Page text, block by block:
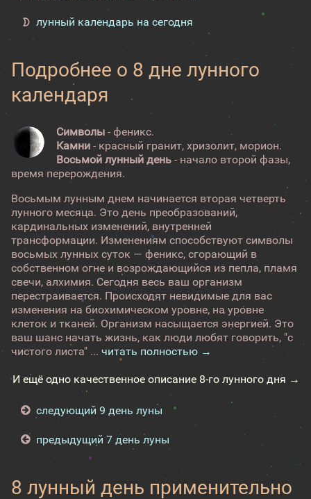
лунный календарь на сегодня
Подробнее о 8 дне лунного
календаря
Символы - феникс.
Камни - красный гранит, хризолит, морион.
Восьмой лунный день - начало второй фазы,
время перерождения.
Восьмым лунным днем начинается вторая четверть
лунного месяца. Это день преобразований,
кардинальных изменений, внутренней
трансформации. Изменениям способствуют символы
восьмых лунных суток — феникс, сгорающий в
собственном огне и возрождающийся из пепла, пламя
свечи, алхимия. Сегодня весь ваш организм
перестраивается. Происходят невидимые для вас
изменения на биохимическом уровне, на уровне
клеток и тканей. Организм насыщается энергией. Это
ваш шанс начать жизнь, как люди любят говорить, "с
чистого листа" ... читать полностью →
И ещё одно качественное описание 8-го лунного дня →
следующий 9 день луны
предыдущий 7 день луны
8 лунный день применительно